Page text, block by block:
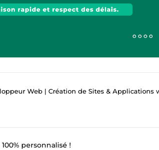
Web | Création de Sites & Applications
personnalisé !